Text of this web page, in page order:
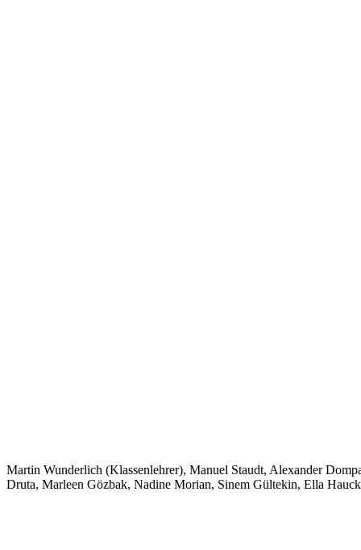
Martin Wunderlich (Klassenlehrer), Manuel Staudt, Alexander
Druta, Marleen Gözbak, Nadine Morian, Sinem Gültekin, Ella